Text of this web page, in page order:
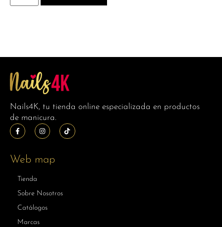
Nails4K, tu tienda online especializada en productos
de manicura.
Web map
Tienda
Sobre Nosotros
Catálogos
Marcas